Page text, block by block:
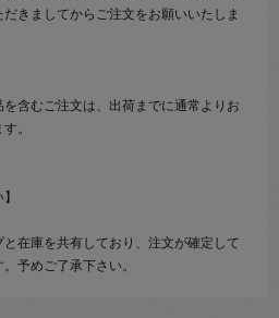
きましてからご注文をお願いいたしま
を含むご注文は、出荷までに通常よりお
。
と在庫を共有しており、注文が確定して
予めご了承下さい。